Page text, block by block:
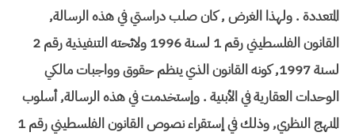
المتعددة . ولهذا الغرض , كان صلب دراستي في هذه الرسالة,
القانون الفلسطيني رقم 1 لسنة 1996 ولائحته التنفيذية رقم 2
لسنة 1997, كونه القانون الذي ينظم حقوق وواجبات مالكي
الوحدات العقارية في الأبنية . وإستخدمت في هذه الرسالة, أسلوب
المنهج النظري, وذلك في إستقراء نصوص القانون الفلسطيني رقم 1